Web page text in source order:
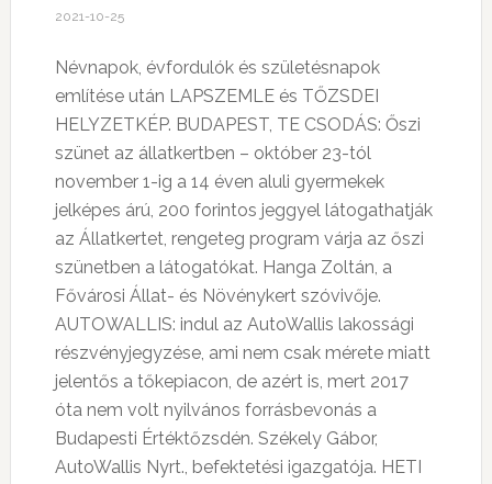
2021-10-25
Névnapok, évfordulók és születésnapok
említése után LAPSZEMLE és TŐZSDEI
HELYZETKÉP. BUDAPEST, TE CSODÁS: Őszi
szünet az állatkertben – október 23-tól
november 1-ig a 14 éven aluli gyermekek
jelképes árú, 200 forintos jeggyel látogathatják
az Állatkertet, rengeteg program várja az őszi
szünetben a látogatókat. Hanga Zoltán, a
Fővárosi Állat- és Növénykert szóvivője.
AUTOWALLIS: indul az AutoWallis lakossági
részvényjegyzése, ami nem csak mérete miatt
jelentős a tőkepiacon, de azért is, mert 2017
óta nem volt nyilvános forrásbevonás a
Budapesti Értéktőzsdén. Székely Gábor,
AutoWallis Nyrt., befektetési igazgatója. HETI